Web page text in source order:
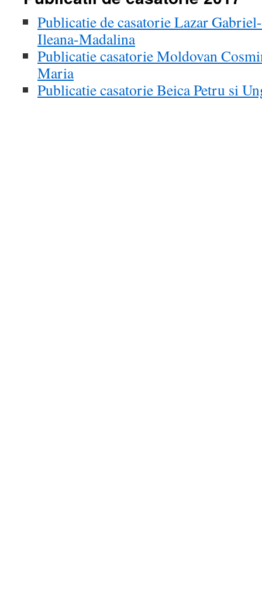
Publicatie de casatorie Lazar
Ileana-Madalina
Publicatie casatorie Moldovan
Maria
Publicatie casatorie Beica Petru si